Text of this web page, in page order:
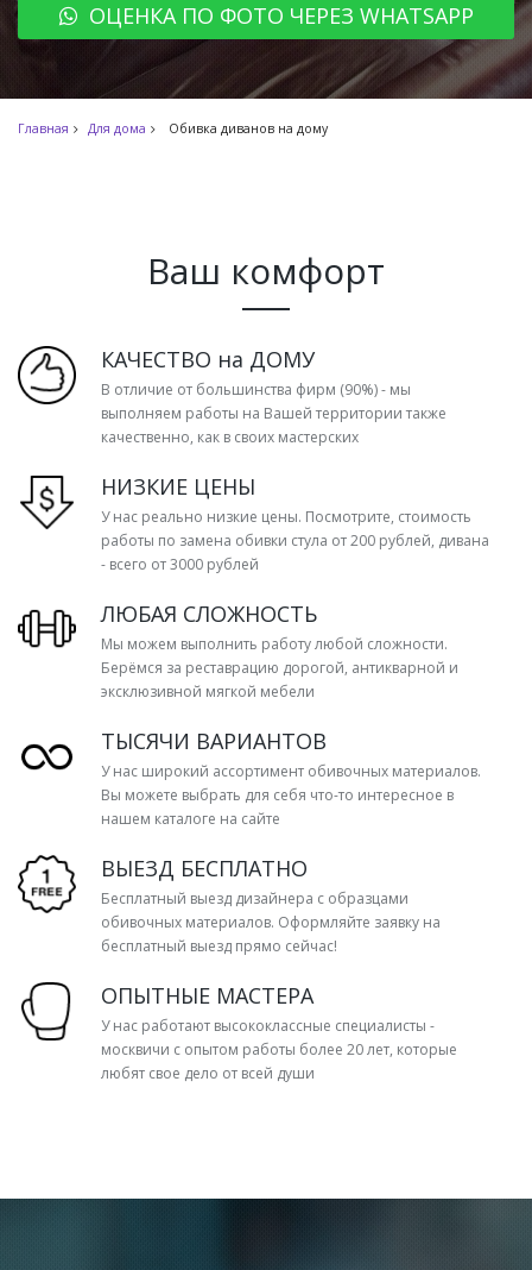
ОЦЕНКА ПО ФОТО ЧЕРЕЗ WHATSAPP
Главная Для дома Обивка диванов на дому
Ваш комфорт
КАЧЕСТВО на ДОМУ
В отличие от большинства фирм (90%) - мы
выполняем работы на Вашей территории также
качественно, как в своих мастерских
НИЗКИЕ ЦЕНЫ
У нас реально низкие цены. Посмотрите, стоимость
работы по замена обивки стула от 200 рублей, дивана
- всего от 3000 рублей
ЛЮБАЯ СЛОЖНОСТЬ
Мы можем выполнить работу любой сложности.
Берёмся за реставрацию дорогой, антикварной и
эксклюзивной мягкой мебели
ТЫСЯЧИ ВАРИАНТОВ
У нас широкий ассортимент обивочных материалов.
Вы можете выбрать для себя что-то интересное в
нашем каталоге на сайте
ВЫЕЗД БЕСПЛАТНО
Бесплатный выезд дизайнера с образцами
обивочных материалов. Оформляйте заявку на
бесплатный выезд прямо сейчас!
ОПЫТНЫЕ МАСТЕРА
У нас работают высококлассные специалисты -
москвичи с опытом работы более 20 лет, которые
любят свое дело от всей души